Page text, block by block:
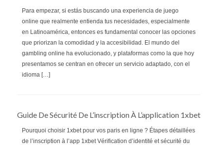
Para empezar, si estás buscando una experiencia de juego
online que realmente entienda tus necesidades, especialmente
en Latinoamérica, entonces es fundamental conocer las opciones
que priorizan la comodidad y la accesibilidad. El mundo del
gambling online ha evolucionado, y plataformas como la que hoy
presentamos se centran en ofrecer un servicio adaptado, con el
idioma […]
Guide De Sécurité De L’inscription À L’application 1xbet
Pourquoi choisir 1xbet pour vos paris en ligne ? Étapes détaillées
de l’inscription à l’app 1xbet Vérification d’identité et sécurité du